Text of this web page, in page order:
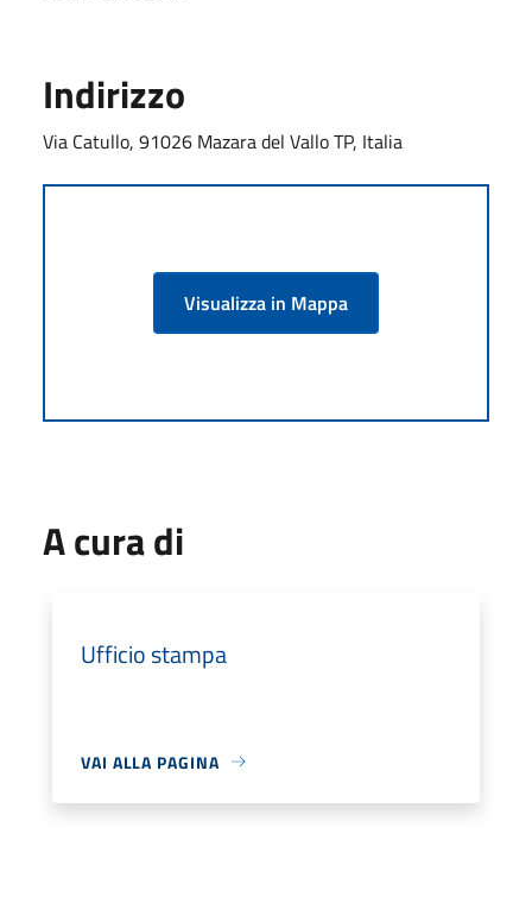
Indirizzo
Via Catullo, 91026 Mazara del Vallo TP, Italia
Visualizza in Mappa
A cura di
Ufficio stampa
VAI ALLA PAGINA